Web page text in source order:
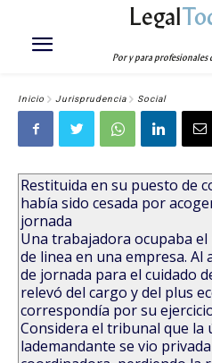
Legal
Por y para profesionales
Inicio Jurisprudencia Social
Restituida en su puesto de
había sido cesada por
jornada
Una trabajadora ocupaba
de linea en una empresa. Al
de jornada para el cuidado
relevó del cargo y del plus
correspondía por su
Considera el tribunal que la
lademandante se vio